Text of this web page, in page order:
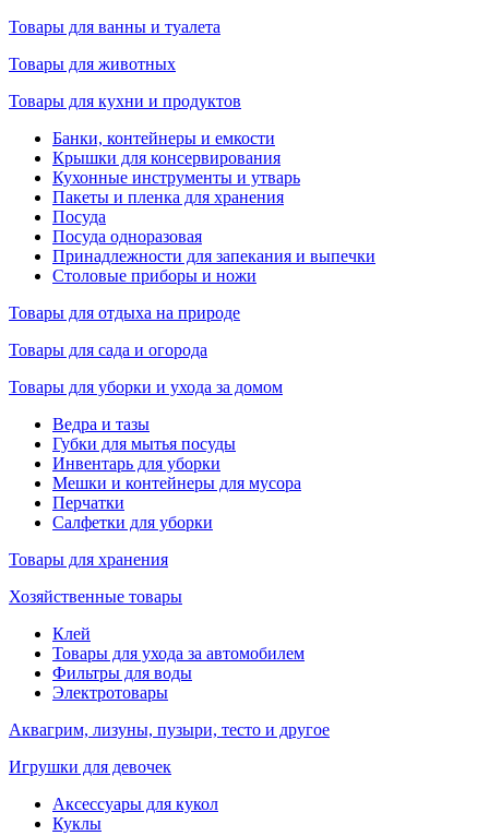
Товары для ванны и туалета
Товары для животных
Товары для кухни и продуктов
Банки, контейнеры и емкости
Крышки для консервирования
Кухонные инструменты и утварь
Пакеты и пленка для хранения
Посуда
Посуда одноразовая
Принадлежности для запекания и выпечки
Столовые приборы и ножи
Товары для отдыха на природе
Товары для сада и огорода
Товары для уборки и ухода за домом
Ведра и тазы
Губки для мытья посуды
Инвентарь для уборки
Мешки и контейнеры для мусора
Перчатки
Салфетки для уборки
Товары для хранения
Хозяйственные товары
Клей
Товары для ухода за автомобилем
Фильтры для воды
Электротовары
Аквагрим, лизуны, пузыри, тесто и другое
Игрушки для девочек
Аксессуары для кукол
Куклы